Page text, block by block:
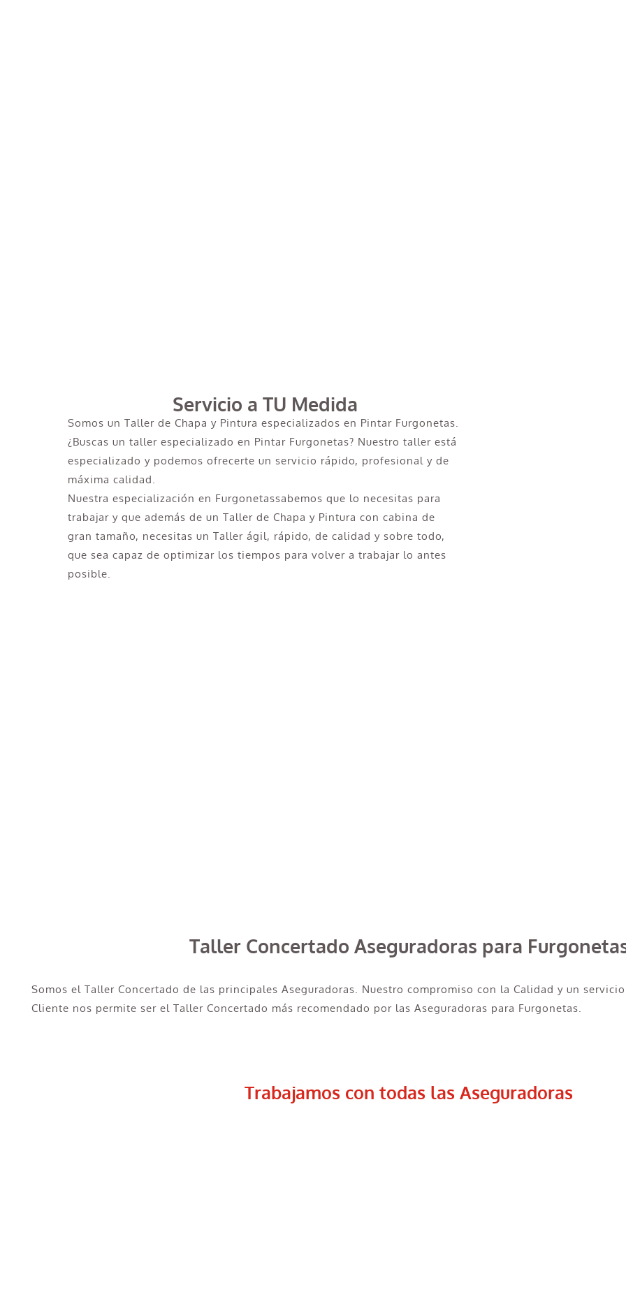
Servicio a TU Medida
Somos un Taller de Chapa y Pintura especializados en Pintar Furgonetas.
¿Buscas un taller especializado en Pintar Furgonetas? Nuestro taller está
especializado y podemos ofrecerte un servicio rápido, profesional y de
máxima calidad.
Nuestra especialización en Furgonetassabemos que lo necesitas para
trabajar y que además de un Taller de Chapa y Pintura con cabina de
gran tamaño, necesitas un Taller ágil, rápido, de calidad y sobre todo,
que sea capaz de optimizar los tiempos para volver a trabajar lo antes
posible.
Taller Concertado Aseguradoras para
Somos el Taller Concertado de las principales Aseguradoras. Nuestro compromiso con la Calidad y un
Cliente nos permite ser el Taller Concertado más recomendado por las Aseguradoras para Furgonetas.
Trabajamos con todas las Aseguradoras